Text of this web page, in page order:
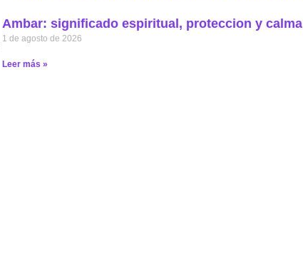
Ambar: significado espiritual, proteccion y calma
1 de agosto de 2026
Leer más »